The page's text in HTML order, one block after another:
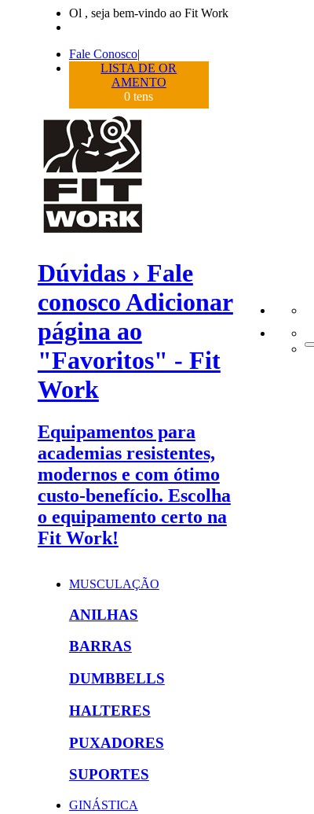
Ol , seja bem-vindo ao Fit Work
Fale Conosco|
LISTA DE OR
AMENTO
0 tens
Dúvidas › Fale
conosco Adicionar
página ao
"Favoritos" - Fit
Work
Equipamentos para
academias resistentes,
modernos e com ótimo
custo-benefício. Escolha
o equipamento certo na
Fit Work!
MUSCULAÇÃO
ANILHAS
BARRAS
DUMBBELLS
HALTERES
PUXADORES
SUPORTES
GINÁSTICA